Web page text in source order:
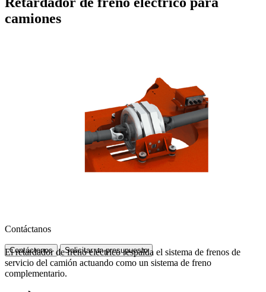
camiones
Contáctanos
Contáctenos Solicitar un presupuesto
El retardador de freno eléctrico respalda el sistema de frenos de
servicio del camión actuando como un sistema de freno
complementario.